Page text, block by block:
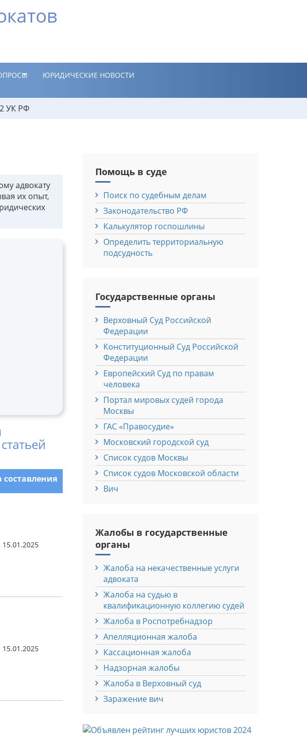
ЮРИДИЧЕСКИЕ НОВОСТИ
УК РФ
адвокату
их опыт,
составления
15.01.2025
15.01.2025
Помощь в суде
Поиск по судебным делам
Законодательство РФ
Калькулятор госпошлины
Определить территориальную
подсудность
Государственные органы
Верховный Cуд Российской
Федерации
Конституционный Cуд Российской
Федерации
Европейский Cуд по правам
человека
Портал мировых судей города
Москвы
ГАС «Правосудие»
Московский городской суд
Список судов Москвы
Список судов Московской области
Вич
Жалобы в государственные
органы
Жалоба на некачественные услуги
адвоката
Жалоба на судью в
квалификационную коллегию судей
Жалоба в Роспотребнадзор
Апелляционная жалоба
Кассационная жалоба
Надзорная жалобы
Жалоба в Верховный суд
Заражение вич